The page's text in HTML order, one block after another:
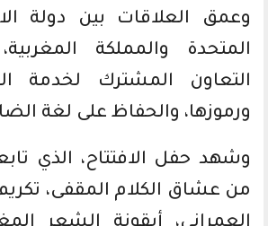
وعمق العلاقات بين دولة
المتحدة والمملكة
التعاون المشترك لخدمة
ورموزها، والحفاظ على لغة
وشهد حفل الافتتاح، الذي
من عشاق الكلام المقفى،